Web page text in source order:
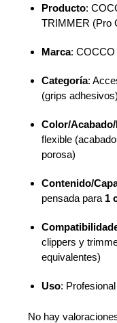
Producto:
TRIMMER (Pro
Marca: COCCO
Categoría:
(grips adhesivos)
Color/Acabado/
flexible
porosa)
Contenido/
pensada para 1
clippers y
equivalentes)
Uso:
No hay